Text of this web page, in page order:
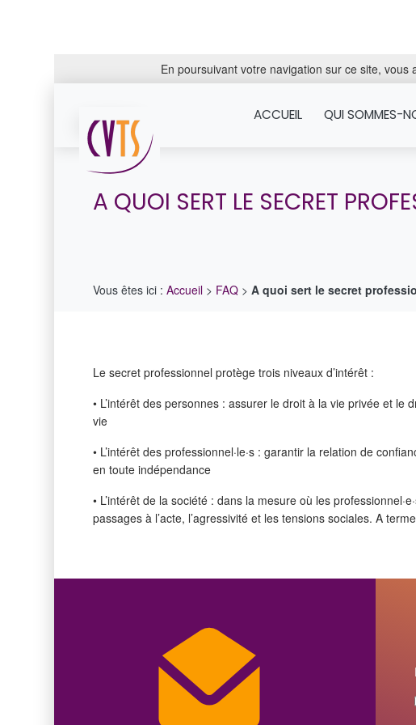
En poursuivant votre navigation sur ce site, vous
ACCUEIL QUI SOMMES-
A QUOI SERT LE SECRET
Vous êtes ici :Accueil > FAQ >A quoi sert le secret
Le secret professionnel protège trois niveaux d’intérêt :
• L’intérêt des personnes : assurer le droit à la vie privée et
vie
• L’intérêt des professionnel·le·s : garantir la relation de
en toute indépendance
• L’intérêt de la société : dans la mesure où les
passages à l’acte, l’agressivité et les tensions sociales. A